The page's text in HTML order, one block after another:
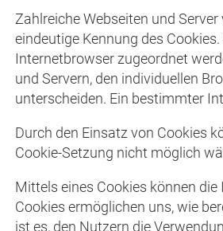
Zahlreiche Webseiten und
eindeutige Kennung des
Internetbrowser zugeordnet
und Servern, den individuellen
unterscheiden. Ein bestimmter
Durch den Einsatz von Cookies
Cookie-Setzung nicht möglich
Mittels eines Cookies können
Cookies ermöglichen uns, wie
ist es, den Nutzern die